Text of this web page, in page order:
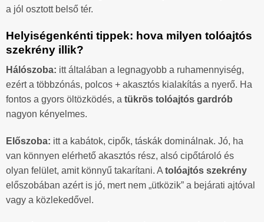
a jól osztott belső tér.
Helyiségenkénti tippek: hova milyen tolóajtós
szekrény illik?
Hálószoba: itt általában a legnagyobb a ruhamennyiség,
ezért a többzónás, polcos + akasztós kialakítás a nyerő. Ha
fontos a gyors öltözködés, a tükrös tolóajtós gardrób
nagyon kényelmes.
Előszoba: itt a kabátok, cipők, táskák dominálnak. Jó, ha
van könnyen elérhető akasztós rész, alsó cipőtároló és
olyan felület, amit könnyű takarítani. A tolóajtós szekrény
előszobában azért is jó, mert nem „ütközik” a bejárati ajtóval
vagy a közlekedővel.